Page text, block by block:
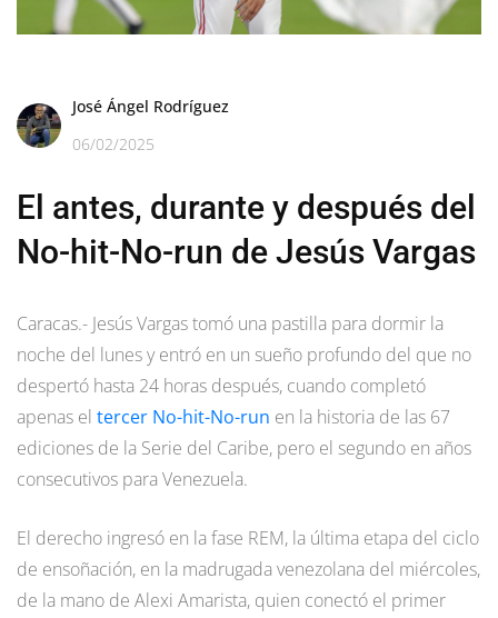
José Ángel Rodríguez
06/02/2025
El antes, durante y después del
No-hit-No-run de Jesús Vargas
Caracas.- Jesús Vargas tomó una pastilla para dormir la
noche del lunes y entró en un sueño profundo del que no
despertó hasta 24 horas después, cuando completó
apenas el tercer No-hit-No-run en la historia de las 67
ediciones de la Serie del Caribe, pero el segundo en años
consecutivos para Venezuela.
El derecho ingresó en la fase REM, la última etapa del ciclo
de ensoñación, en la madrugada venezolana del miércoles,
de la mano de Alexi Amarista, quien conectó el primer